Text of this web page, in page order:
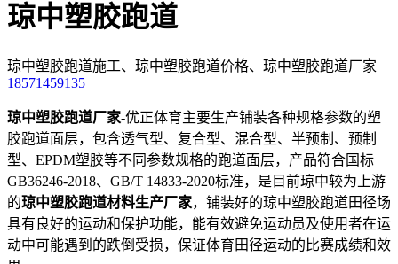
琼中塑胶跑道
琼中塑胶跑道施工、琼中塑胶跑道价格、琼中塑胶跑道厂家
18571459135
琼中塑胶跑道厂家-优正体育主要生产铺装各种规格参数的塑
胶跑道面层，包含透气型、复合型、混合型、半预制、预制
型、EPDM塑胶等不同参数规格的跑道面层，产品符合国标
GB36246-2018、GB/T 14833-2020标准，是目前琼中较为上游
的琼中塑胶跑道材料生产厂家，铺装好的琼中塑胶跑道田径场
具有良好的运动和保护功能，能有效避免运动员及使用者在运
动中可能遇到的跌倒受损，保证体育田径运动的比赛成绩和效